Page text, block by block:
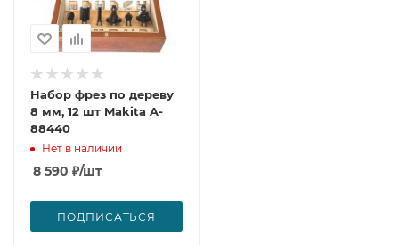
Набор фрез по дереву
8 мм, 12 шт Makita A-
88440
Нет в наличии
8 590 ₽/шт
ПОДПИСАТЬСЯ